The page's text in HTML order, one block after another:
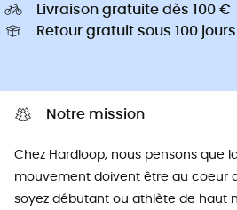
Livraison gratuite dès 100 €
Retour gratuit sous 100 jours
Notre mission
Chez Hardloop, nous pensons que
mouvement doivent être au coeur
soyez débutant ou athlète de haut